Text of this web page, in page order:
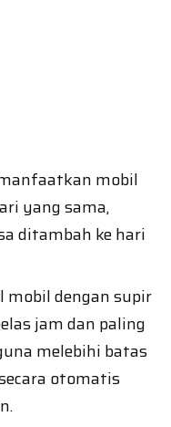
mobil
yang sama,
ditambah ke hari
dengan supir
jam dan paling
melebihi batas
otomatis